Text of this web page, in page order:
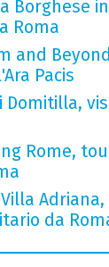
Borghese
Roma
and
Pacis
Domitilla,
Rome,
da